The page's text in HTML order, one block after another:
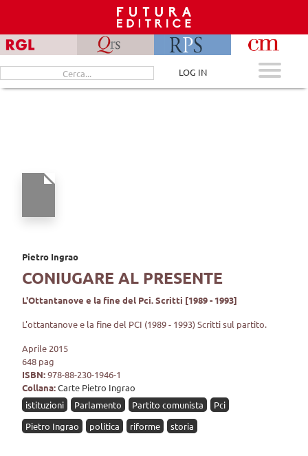
content
Cerca
per:
LOG IN
Pietro Ingrao
CONIUGARE AL PRESENTE
L'Ottantanove e la fine del Pci. Scritti [1989 - 1993]
L'ottantanove e la fine del PCI (1989 - 1993) Scritti sul partito.
Aprile 2015
648 pag
ISBN:978-88-230-1946-1
Collana:Carte Pietro Ingrao
istituzioni
Parlamento Partito comunista
Pci
Pietro Ingrao
politica riforme storia